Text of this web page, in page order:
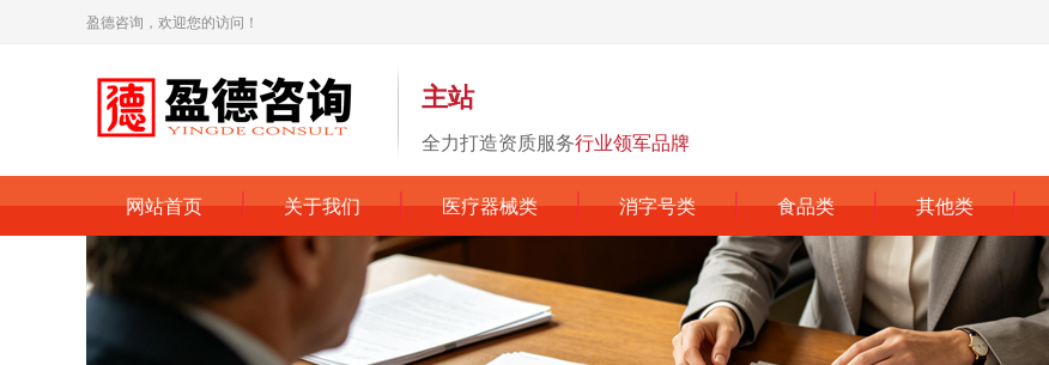
盈德咨询，欢迎您的访问！
主站
全力打造资质服务行业领军品牌
网站首页 关于我们 医疗器械类 消字号类 食品类 其他类